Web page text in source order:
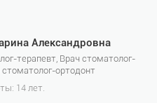
Александровна
терапевт, Врач стоматолог-
стоматолог-ортодонт
14 лет.